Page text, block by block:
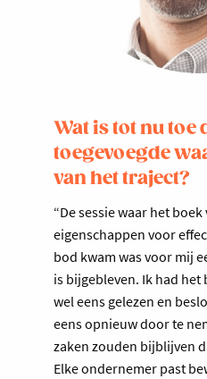
Wat is tot nu toe
toegevoegde
van het traject?
“De sessie waar het boek
eigenschappen voor
bod kwam was voor mij
is bijgebleven. Ik had het
wel eens gelezen en
eens opnieuw door te
zaken zouden bijblijven
Elke ondernemer past